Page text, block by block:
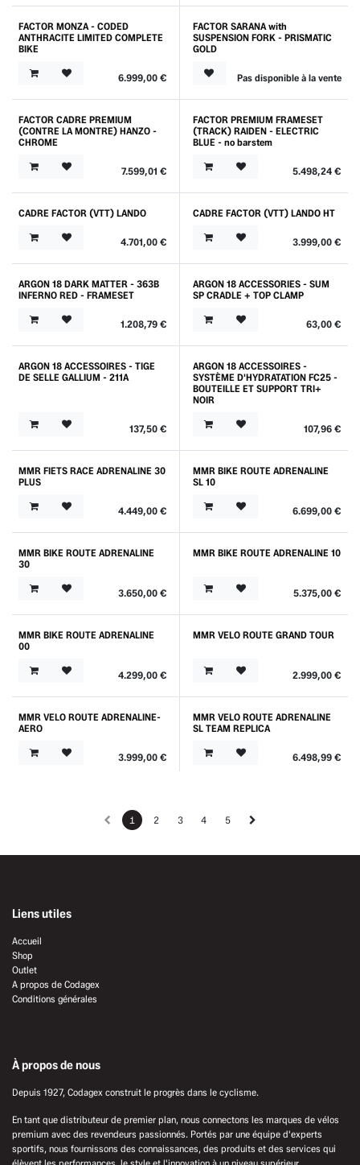
FACTOR MONZA - CODED
ANTHRACITE LIMITED COMPLETE
BIKE
6.999,00€
Nouveau !
FACTOR SARANA with
SUSPENSION FORK - PRISMATIC
GOLD
Pas disponible à la vente
FACTOR CADRE PREMIUM
(CONTRE LA MONTRE) HANZO -
CHROME
7.599,01 €
FACTOR PREMIUM FRAMESET
(TRACK) RAIDEN - ELECTRIC
BLUE - no barstem
5.498,24€
CADRE FACTOR (VTT) LANDO
4.701,00€
CADRE FACTOR (VTT) LANDO HT
3.999,00€
Outlet
ARGON 18 DARK MATTER - 363B
INFERNO RED - FRAMESET
1.208,79€
ARGON 18 ACCESSORIES - SUM
SP CRADLE + TOP CLAMP
63,00€
ARGON 18 ACCESSOIRES - TIGE
DE SELLE GALLIUM - 211A
137,50€
ARGON 18 ACCESSOIRES -
SYSTÈME D'HYDRATATION FC25 -
BOUTEILLE ET SUPPORT TRI+
NOIR
107,96€
Nouveau !
MMR FIETS RACE ADRENALINE 30
PLUS
4.449,00€ Prix Spécial
MMR BIKE ROUTE ADRENALINE
SL 10
6.699,00€
MMR BIKE ROUTE ADRENALINE
30
3.650,00€
MMR BIKE ROUTE ADRENALINE 10
5.375,00€
MMR BIKE ROUTE ADRENALINE
00
4.299,00€
MMR VELO ROUTE GRAND TOUR
2.999,00€
MMR VELO ROUTE ADRENALINE-
AERO
3.999,00€
MMR VELO ROUTE ADRENALINE
SL TEAM REPLICA
6.498,99€
1 2 3 4 5
Liens utiles
Accueil
Shop
Outlet
A propos de Codagex
Conditions générales
À propos de nous
Depuis 1927, Codagex construit le progrès dans le cyclisme.
En tant que distributeur de premier plan, nous connectons les marques de vélos
premium avec des revendeurs passionnés. Portés par une équipe d'experts
sportifs, nous fournissons des connaissances, des produits et des services qui